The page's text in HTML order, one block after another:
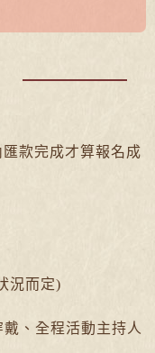
款完成才算報名成
況而定)
、全程活動主持人